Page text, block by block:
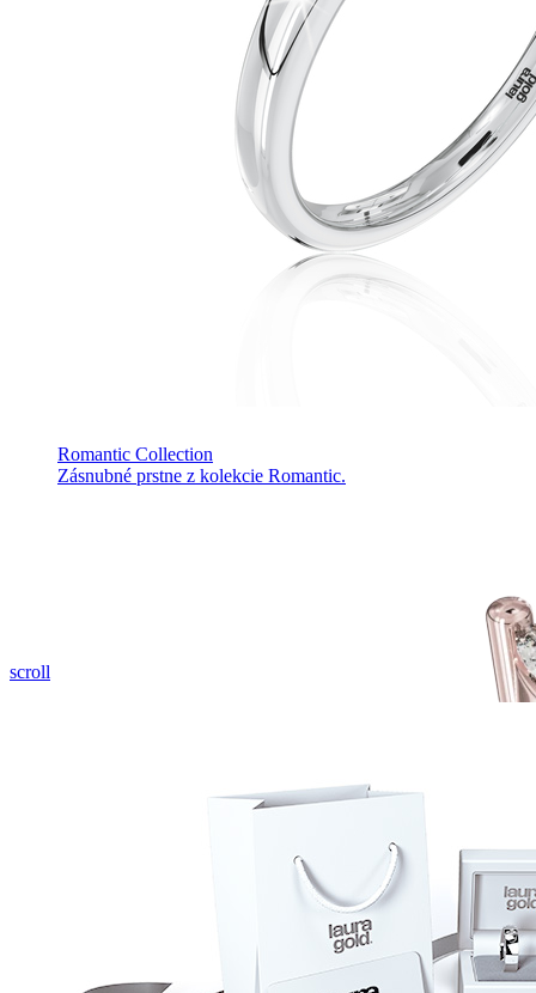
Romantic Collection
Zásnubné prstne z kolekcie Romantic.
scroll